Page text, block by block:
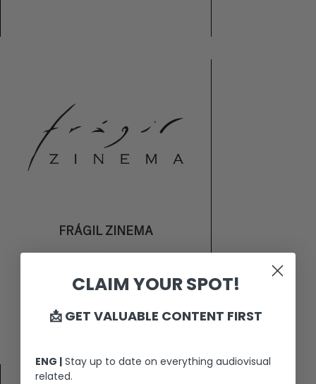
FRÁGIL ZINEMA
945154842
Visitar el sitio web
CLAIM YOUR SPOT!
📩 GET VALUABLE CONTENT FIRST
ENG | Stay up to date on everything audiovisual
related.